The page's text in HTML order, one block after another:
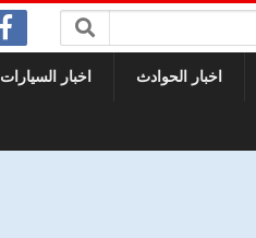
اخبار الحوادث اخبار السيارات